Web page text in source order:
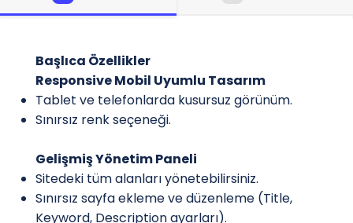
Başlıca Özellikler
Responsive Mobil Uyumlu Tasarım
Tablet ve telefonlarda kusursuz görünüm.
Sınırsız renk seçeneği.
Gelişmiş Yönetim Paneli
Sitedeki tüm alanları yönetebilirsiniz.
Sınırsız sayfa ekleme ve düzenleme (Title,
Keyword, Description ayarları).